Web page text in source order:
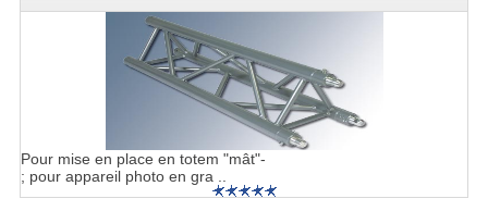
Enceintes Hifi
Enceintes Monitoring
Filtres Actifs, Correcteurs
Haut-Parleurs Moteurs Tweeters Filtres
Haut Parleurs Sono
Pour mise en place en totem "mât"-
; pour appareil photo en gra ..